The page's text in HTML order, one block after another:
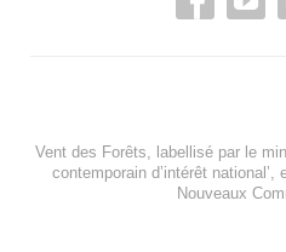
Vent des Forêts, labellisé par le
contemporain d’intérêt national’,
Nouveaux